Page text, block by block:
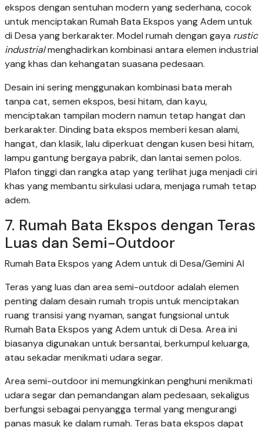
ekspos dengan sentuhan modern yang sederhana, cocok
untuk menciptakan Rumah Bata Ekspos yang Adem untuk
di Desa yang berkarakter. Model rumah dengan gaya rustic
industrialmenghadirkan kombinasi antara elemen industrial
yang khas dan kehangatan suasana pedesaan.
Desain ini sering menggunakan kombinasi bata merah
tanpa cat, semen ekspos, besi hitam, dan kayu,
menciptakan tampilan modern namun tetap hangat dan
berkarakter. Dinding bata ekspos memberi kesan alami,
hangat, dan klasik, lalu diperkuat dengan kusen besi hitam,
lampu gantung bergaya pabrik, dan lantai semen polos.
Plafon tinggi dan rangka atap yang terlihat juga menjadi ciri
khas yang membantu sirkulasi udara, menjaga rumah tetap
adem.
7. Rumah Bata Ekspos dengan Teras
Luas dan Semi-Outdoor
Rumah Bata Ekspos yang Adem untuk di Desa/Gemini AI
Teras yang luas dan area semi-outdoor adalah elemen
penting dalam desain rumah tropis untuk menciptakan
ruang transisi yang nyaman, sangat fungsional untuk
Rumah Bata Ekspos yang Adem untuk di Desa. Area ini
biasanya digunakan untuk bersantai, berkumpul keluarga,
atau sekadar menikmati udara segar.
Area semi-outdoor ini memungkinkan penghuni menikmati
udara segar dan pemandangan alam pedesaan, sekaligus
berfungsi sebagai penyangga termal yang mengurangi
panas masuk ke dalam rumah. Teras bata ekspos dapat